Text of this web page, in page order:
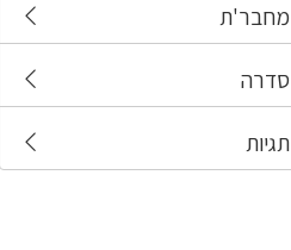
מחבר'ת
סדרה
תגיות